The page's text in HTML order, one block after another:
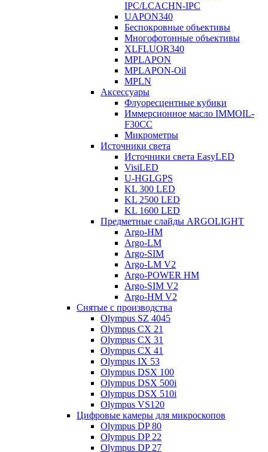
IPC/LCACHN-IPC
UAPON340
Беспокровные объективы
Многофотонные объективы
XLFLUOR340
MPLAPON
MPLAPON-Oil
MPLN
Аксессуары
Флуоресцентные кубики
Иммерсионное масло IMMOIL-
F30CC
Микрометры
Источники света
Источники света EasyLED
VisiLED
U-HGLGPS
KL 300 LED
KL 2500 LED
KL 1600 LED
Предметные слайды ARGOLIGHT
Argo-HM
Argo-LM
Argo-SIM
Argo-LM V2
Argo-POWER HM
Argo-SIM V2
Argo-HM V2
Снятые с производства
Olympus SZ 4045
Olympus CX 21
Olympus CX 31
Olympus CX 41
Olympus IX 53
Olympus DSX 100
Olympus DSX 500i
Olympus DSX 510i
Olympus VS120
Цифровые камеры для микроскопов
Olympus DP 80
Olympus DP 22
Olympus DP 27